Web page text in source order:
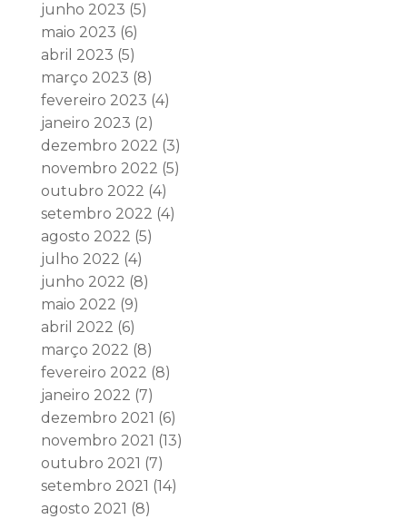
junho 2023 (5)
maio 2023 (6)
abril 2023 (5)
março 2023 (8)
fevereiro 2023 (4)
janeiro 2023 (2)
dezembro 2022 (3)
novembro 2022 (5)
outubro 2022 (4)
setembro 2022 (4)
agosto 2022 (5)
julho 2022 (4)
junho 2022 (8)
maio 2022 (9)
abril 2022 (6)
março 2022 (8)
fevereiro 2022 (8)
janeiro 2022 (7)
dezembro 2021 (6)
novembro 2021 (13)
outubro 2021 (7)
setembro 2021 (14)
agosto 2021 (8)